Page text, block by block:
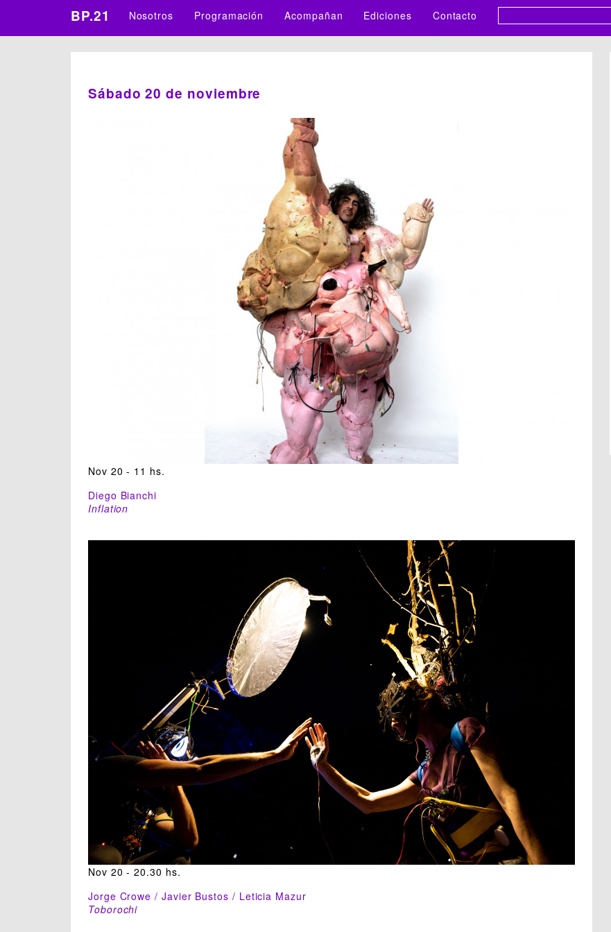
BP.21 Nosotros Programación Acompañan Ediciones Contacto
Sábado 20 de noviembre
Nov 20 - 11 hs.
Diego Bianchi
Inflation
Nov 20 - 20.30 hs.
Jorge Crowe / Javier Bustos / Leticia Mazur
Toborochi